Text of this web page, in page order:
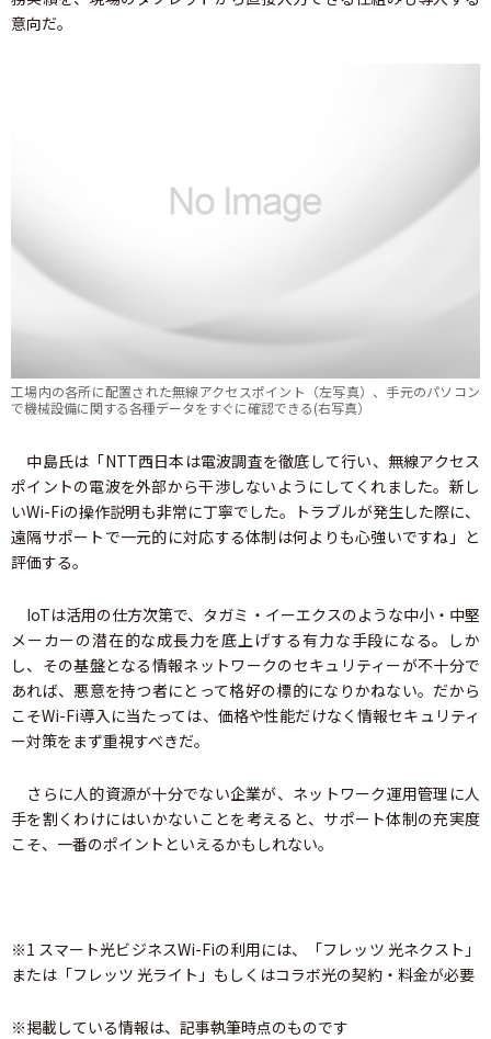
意向だ。
工場内の各所に配置された無線アクセスポイント（左写真）、手元のパソコン
で機械設備に関する各種データをすぐに確認できる(右写真）
中島氏は「NTT西日本は電波調査を徹底して行い、無線アクセス
ポイントの電波を外部から干渉しないようにしてくれました。新し
いWi-Fiの操作説明も非常に丁寧でした。トラブルが発生した際に、
遠隔サポートで一元的に対応する体制は何よりも心強いですね」と
評価する。
IoTは活用の仕方次第で、タガミ・イーエクスのような中小・中堅
メーカーの潜在的な成長力を底上げする有力な手段になる。しか
し、その基盤となる情報ネットワークのセキュリティーが不十分で
あれば、悪意を持つ者にとって格好の標的になりかねない。だから
こそWi-Fi導入に当たっては、価格や性能だけなく情報セキュリティ
ー対策をまず重視すべきだ。
さらに人的資源が十分でない企業が、ネットワーク運用管理に人
手を割くわけにはいかないことを考えると、サポート体制の充実度
こそ、一番のポイントといえるかもしれない。
※1 スマート光ビジネスWi-Fiの利用には、「フレッツ 光ネクスト」
または「フレッツ 光ライト」もしくはコラボ光の契約・料金が必要
※掲載している情報は、記事執筆時点のものです